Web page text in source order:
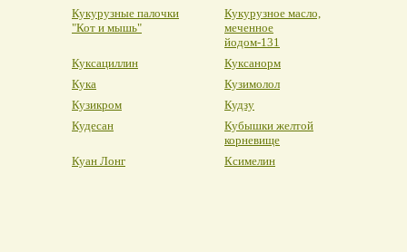
Кукурузные палочки
"Кот и мышь"
Кукурузное масло,
меченное
йодом-131
Куксациллин
Куксанорм
Кука
Кузимолол
Кузикром
Кудзу
Кудесан
Кубышки желтой
корневище
Куан Лонг
Ксимелин